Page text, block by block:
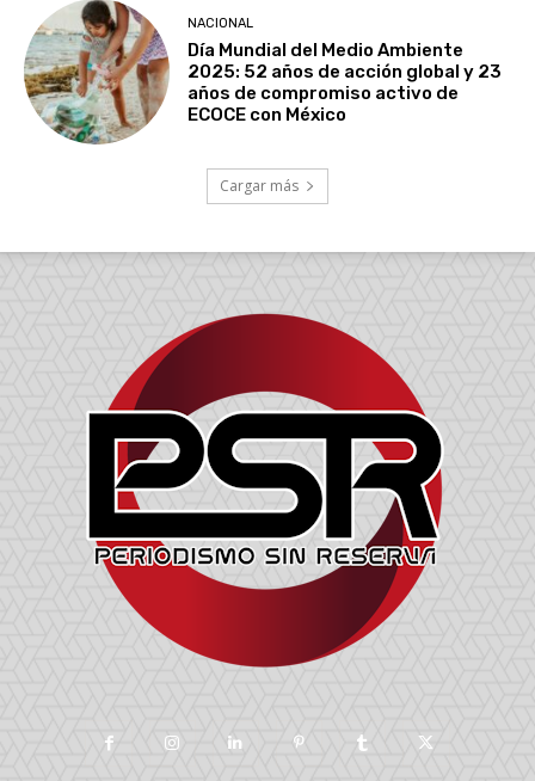
NACIONAL
Día Mundial del Medio Ambiente
2025: 52 años de acción global y 23
años de compromiso activo de
ECOCE con México
Cargar más